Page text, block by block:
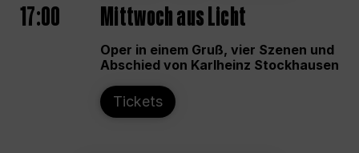
17:00 Mittwoch aus Licht
Oper in einem Gruß, vier Szenen und
Abschied von Karlheinz Stockhausen
Tickets